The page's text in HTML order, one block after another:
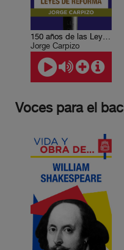
150 años de las Leyes de Reforma
Jorge Carpizo
Voces para el